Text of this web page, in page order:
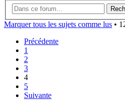
Marquer tous les sujets comme lus •
Précédente
1
2
3
4
5
Suivante